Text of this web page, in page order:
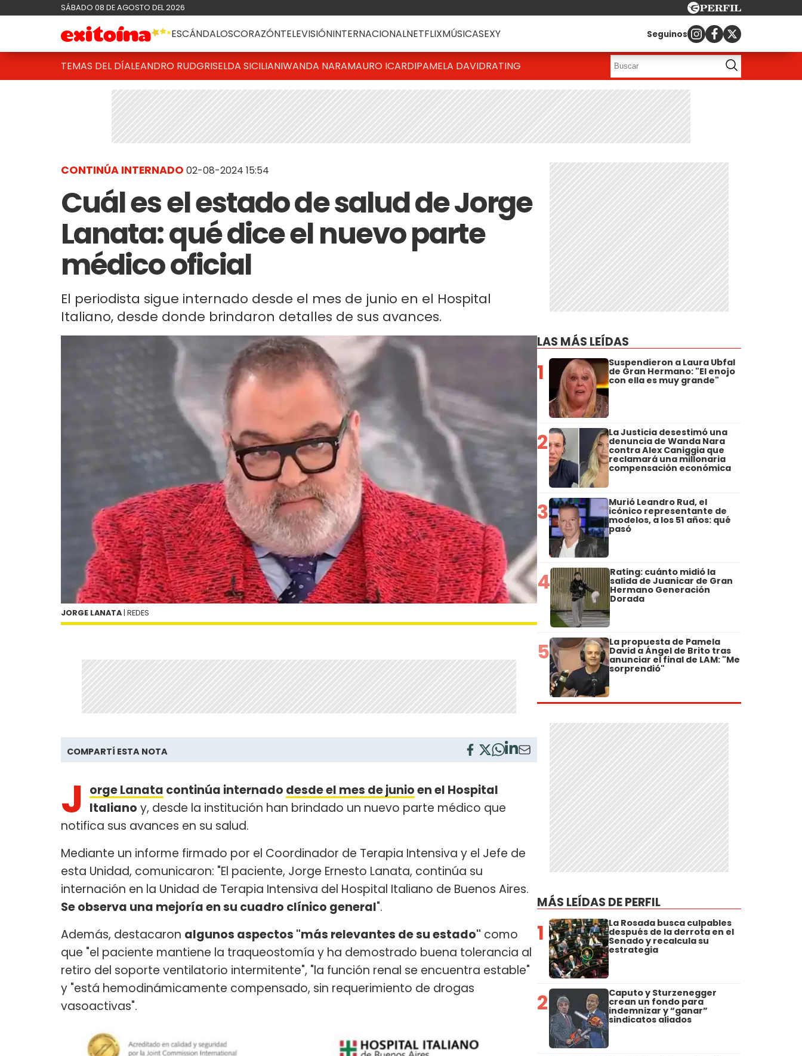
SÁBADO 08 DE AGOSTO DEL 2026
ESCÁNDALOSCORAZÓNTELEVISIÓNINTERNACIONALNETFLIXMÚSICASEXY Seguinos
TEMAS DEL DÍALEANDRO RUDGRISELDA SICILIANIWANDA NARAMAURO ICARDIPAMELA DAVIDRATING
CONTINÚA INTERNADO 02-08-2024 15:54
Cuál es el estado de salud de Jorge
Lanata: qué dice el nuevo parte
médico oficial
El periodista sigue internado desde el mes de junio en el Hospital
Italiano, desde donde brindaron detalles de sus avances.
JORGE LANATA | REDES
COMPARTÍ ESTA NOTA
J orge Lanata continúa internado desde el mes de junioen el Hospital
Italiano y, desde la institución han brindado un nuevo parte médico que
notifica sus avances en su salud.
Mediante un informe firmado por el Coordinador de Terapia Intensiva y el Jefe de
esta Unidad, comunicaron: "El paciente, Jorge Ernesto Lanata, continúa su
internación en la Unidad de Terapia Intensiva del Hospital Italiano de Buenos Aires.
Se observa una mejoría en su cuadro clínico general".
Además, destacaron algunos aspectos "más relevantes de su estado" como
que "el paciente mantiene la traqueostomía y ha demostrado buena tolerancia al
retiro del soporte ventilatorio intermitente", "la función renal se encuentra estable"
y "está hemodinámicamente compensado, sin requerimiento de drogas
vasoactivas".
LAS MÁS LEÍDAS
1 Suspendieron a Laura Ubfal
de Gran Hermano: "El enojo
con ella es muy grande"
2 La Justicia desestimó una
denuncia de Wanda Nara
contra Alex Caniggia que
reclamará una millonaria
compensación económica
3 Murió Leandro Rud, el
icónico representante de
modelos, a los 51 años: qué
pasó
4 Rating: cuánto midió la
salida de Juanicar de Gran
Hermano Generación
Dorada
5 La propuesta de Pamela
David a Ángel de Brito tras
anunciar el final de LAM: "Me
sorprendió"
MÁS LEÍDAS DE PERFIL
1 La Rosada busca culpables
después de la derrota en el
Senado y recalcula su
estrategia
2 Caputo y Sturzenegger
crean un fondo para
indemnizar y “ganar”
sindicatos aliados